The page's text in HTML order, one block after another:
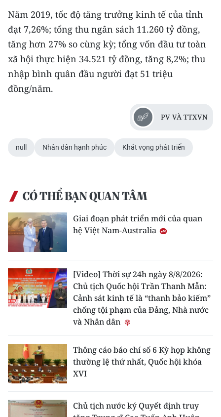
FRANÇAIS
РУССКИЙ
ESPAÑOL
Năm 2019, tốc độ tăng trưởng kinh tế của tỉnh
đạt 7,26%; tổng thu ngân sách 11.260 tỷ đồng,
tăng hơn 27% so cùng kỳ; tổng vốn đầu tư toàn
xã hội thực hiện 34.521 tỷ đồng, tăng 8,2%; thu
nhập bình quân đầu người đạt 51 triệu
đồng/năm.
PV VÀ TTXVN
null Nhân dân hạnh phúc Khát vọng phát triển
CÓ THỂ BẠN QUAN TÂM
Giai đoạn phát triển mới của quan
hệ Việt Nam-Australia
[Video] Thời sự 24h ngày 8/8/2026:
Chủ tịch Quốc hội Trần Thanh Mẫn:
Cảnh sát kinh tế là “thanh bảo kiếm”
chống tội phạm của Đảng, Nhà nước
và Nhân dân
Thông cáo báo chí số 6 Kỳ họp không
thường lệ thứ nhất, Quốc hội khóa
XVI
Chủ tịch nước ký Quyết định truy